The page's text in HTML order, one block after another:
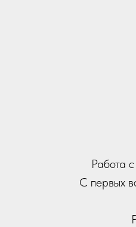
Наше
был